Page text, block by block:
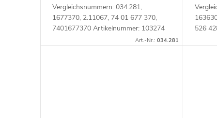
Vergleichsnummern: 034.281,
1677370, 2.11067, 74 01 677 370,
7401677370 Artikelnummer: 103274
Art.-Nr.:034.281
526